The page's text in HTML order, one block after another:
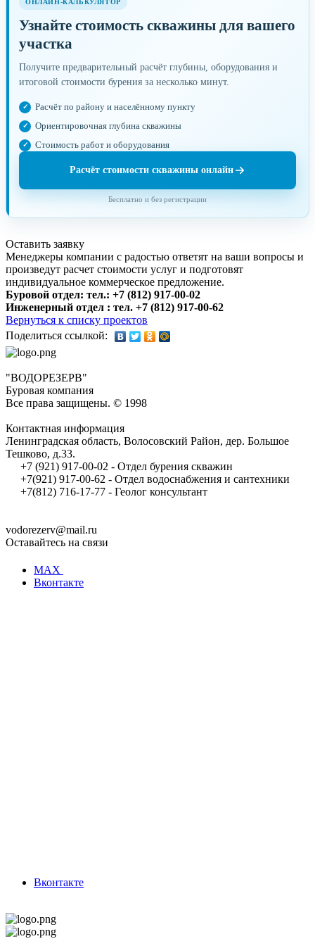
ОНЛАЙН-КАЛЬКУЛЯТОР
Узнайте стоимость скважины для вашего
участка
Получите предварительный расчёт глубины, оборудования и
итоговой стоимости бурения за несколько минут.
Расчёт по району и населённому пункту
Ориентировочная глубина скважины
Стоимость работ и оборудования
Расчёт стоимости скважины онлайн
Бесплатно и без регистрации
Оставить заявку
Менеджеры компании с радостью ответят на ваши вопросы и
произведут расчет стоимости услуг и подготовят
индивидуальное коммерческое предложение.
Буровой отдел: тел.: +7 (812) 917-00-02
Инженерный отдел : тел. ‎+7 (812) 917-00-62
Вернуться к списку проектов
Поделиться ссылкой:
"ВОДОРЕЗЕРВ"
Буровая компания
Все права защищены. © 1998
Контактная информация
Ленинградская область, Волосовский Район, дер. Большое
Тешково, д.33.
+7 (921) 917-00-02 - Отдел бурения скважин
+7(921) 917-00-62 - Отдел водоснабжения и сантехники
+7(812) 716-17-77 - Геолог консультант
vodorezerv@mail.ru
Оставайтесь на связи
MAX
Вконтакте
Вконтакте